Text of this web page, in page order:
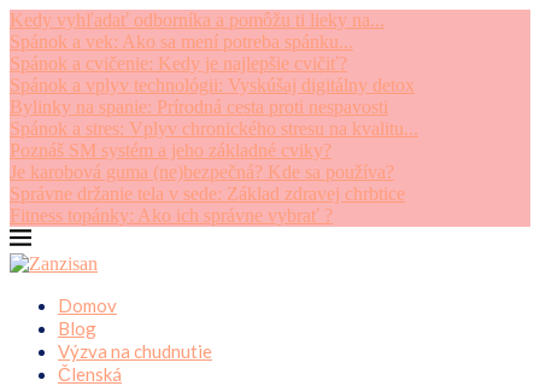
Kedy vyhľadať odborníka a pomôžu ti lieky na...
Spánok a vek: Ako sa mení potreba spánku...
Spánok a cvičenie: Kedy je najlepšie cvičiť?
Spánok a vplyv technológii: Vyskúšaj digitálny detox
Bylinky na spanie: Prírodná cesta proti nespavosti
Spánok a stres: Vplyv chronického stresu na kvalitu...
Poznáš SM systém a jeho základné cviky?
Je karobová guma (ne)bezpečná? Kde sa používa?
Správne držanie tela v sede: Základ zdravej chrbtice
Fitness topánky: Ako ich správne vybrať ?
Domov
Blog
Výzva na chudnutie
Členská